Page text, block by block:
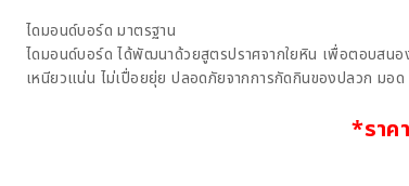
ไดมอนด์บอร์ด มาตรฐาน
ไดมอนด์บอร์ด ได้พัฒนาด้วยสูตรปราศจากใยหิน เพื่อตอบสน
เหนียวแน่น ไม่เปื่อยยุ่ย ปลอดภัยจากการกัดกินของปลวก มอ
*ราค